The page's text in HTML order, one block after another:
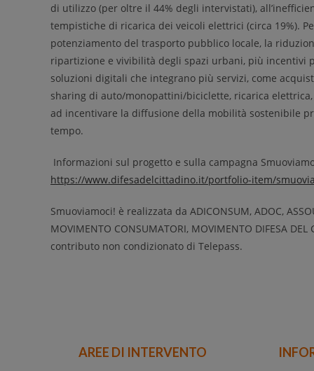
di utilizzo (per oltre il 44% degli intervistati),
tempistiche di ricarica dei veicoli elettrici (circa 19%).
potenziamento del trasporto pubblico locale, la
ripartizione e vivibilità degli spazi urbani, più incentivi
soluzioni digitali che integrano più servizi, come
sharing di auto/monopattini/biciclette, ricarica
ad incentivare la diffusione della mobilità sostenibile
tempo.
Informazioni sul progetto e sulla campagna
https://www.difesadelcittadino.it/portfolio-item/
Smuoviamoci! è realizzata da ADICONSUM, ADOC,
MOVIMENTO CONSUMATORI, MOVIMENTO DIFESA
contributo non condizionato di Telepass.
AREE DI INTERVENTO